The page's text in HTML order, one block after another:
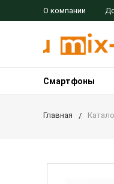
О компании
Смартфоны
Главная